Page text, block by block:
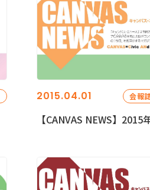
2015.04.01 会報
【CANVAS NEWS】2015